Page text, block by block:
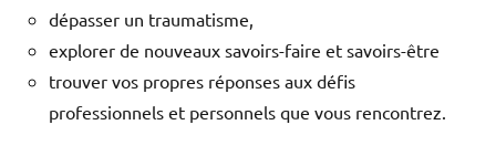
dépasser un traumatisme,
explorer de nouveaux savoirs-faire et savoirs-être
trouver vos propres réponses aux défis
professionnels et personnels que vous rencontrez.